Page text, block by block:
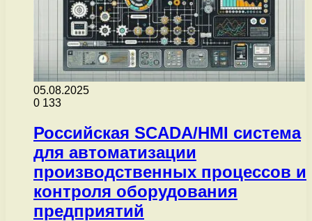
05.08.2025
0 133
Российская SCADA/HMI система
для автоматизации
производственных процессов и
контроля оборудования
предприятий